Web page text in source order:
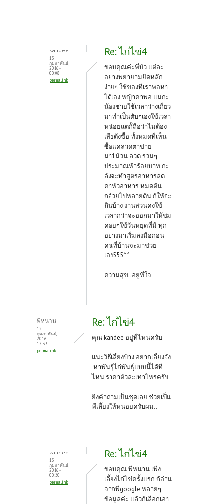
kandee
13
กุมภาพันธ์,
2016 -
00:08
permalink
Re: ไก่ไข่4
ขอบคุณค่ะพี่บัว แต่ละ
อย่างพยายามยึดหลัก
ง่ายๆ ใช้ของที่เราพอหา
ได้เอง หญ้าคาพ่อ แม่กะ
น้องชายใช้เวลาว่างเกี่ยว
มาทำเป็นตับๆเองใช้เวลา
หน่อยแต่ก้้ถือว่าไม่ต้อง
เสียตังซื้อ ทั้งหมดที่เห็น
ซื้อแค่ลวดตาข่าย
มา1ม้วน ลวด รวมๆ
ประมาณห้าร้อยบาท กะ
ลังจะทำสูตรอาหารลด
ค่าหัวอาหาร หมดต้น
กล้วยไปหลายต้น ก้ให้กะ
ถินบ้าง งานสวนคงใช้
เวลากว่าจะออกมาให้ชม
ค่อยๆใช้วันหยุดที่มี ทุก
อย่างมาเริ่มลงมือก่อน
คนที่บ้านจะมาช่วย
เอง555^^
ความสุข..อยู่ที่ใจ
พี่หนาน
12
กุมภาพันธ์,
2016 -
17:33
permalink
Re: ไก่ไข่4
คุณ kandee อยู่ที่ไหนครับ
แนะวิธีเลี้ยงบ้าง อยากเลี้ยงจัง
หาพันธุ์ไก่พันธุ์แบบนี้ได้ที่
ไหน ราคาตัวละเท่าไหร่ครับ
ยิงคำถามเป็นชุดเลย ช่วยเป็น
พี่เลี้ยงให้หน่อยครับผม..
kandee
13
กุมภาพันธ์,
2016 -
00:20
permalink
Re: ไก่ไข่4
ขอบคุณ พี่หนาน เพิ่ง
เลี้ยงไก่ไข่ครั้งแรก ก้อ่าน
จากพี่google หลายๆ
ข้อมูลค่ะ แล้วก้เลือกเอา